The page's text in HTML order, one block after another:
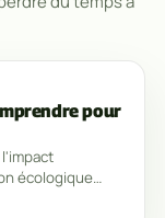
pour
écologique